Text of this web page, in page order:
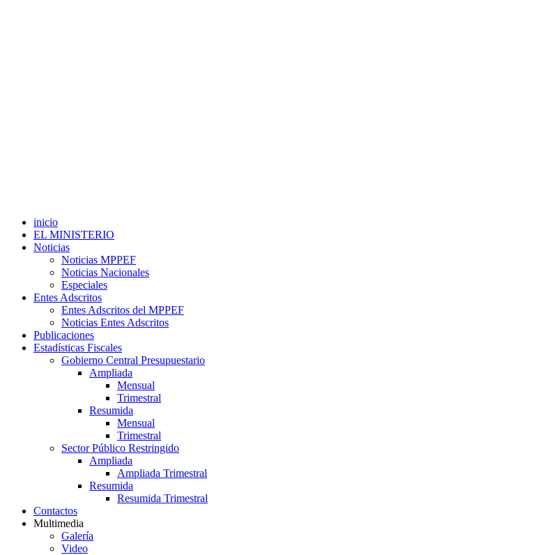
inicio
EL MINISTERIO
Noticias
Noticias MPPEF
Noticias Nacionales
Especiales
Entes Adscritos
Entes Adscritos del MPPEF
Noticias Entes Adscritos
Publicaciones
Estadísticas Fiscales
Gobierno Central Presupuestario
Ampliada
Mensual
Trimestral
Resumida
Mensual
Trimestral
Sector Público Restringido
Ampliada
Ampliada Trimestral
Resumida
Resumida Trimestral
Contactos
Multimedia
Galería
Video